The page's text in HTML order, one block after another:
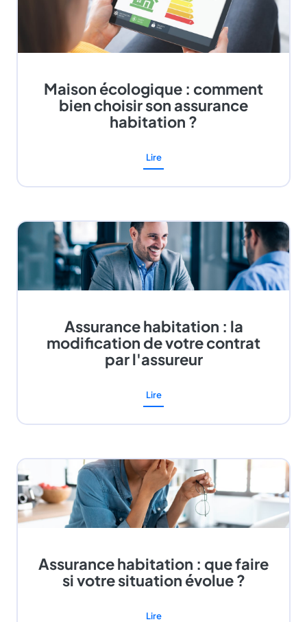
Maison écologique : comment
bien choisir son assurance
habitation ?
Lire
Assurance habitation : la
modification de votre contrat
par l'assureur
Lire
Assurance habitation : que faire
si votre situation évolue ?
Lire